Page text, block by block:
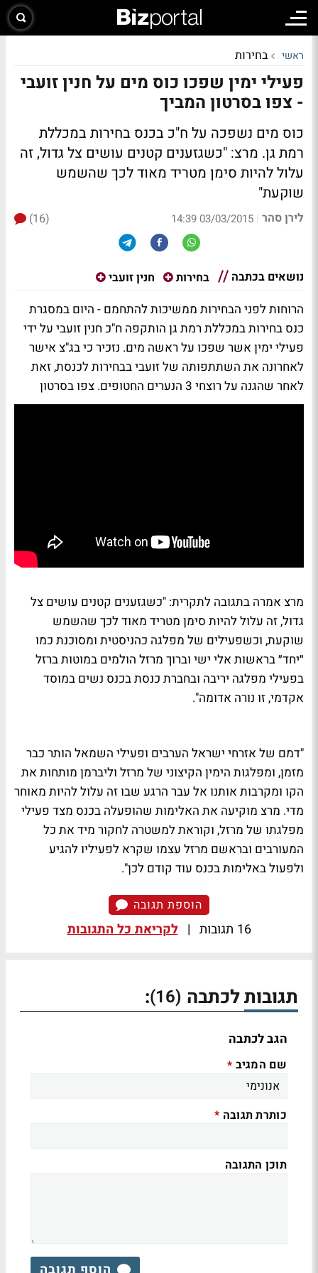
ראשי בחירות
פעילי ימין שפכו כוס מים על חנין זועבי
- צפו בסרטון המביך
כוס מים נשפכה על ח"כ בכנס בחירות במכללת
רמת גן. מרצ: "כשגזענים קטנים עושים צל גדול, זה
עלול להיות סימן מטריד מאוד לכך שהשמש
שוקעת"
לירן סהר |
03/03/2015 14:39
(16)
נושאים בכתבה בחירות חנין זועבי
הרוחות לפני הבחירות ממשיכות להתחמם - היום במסגרת
כנס בחירות במכללת רמת גן הותקפה ח"כ חנין זועבי על ידי
פעילי ימין אשר שפכו על ראשה מים. נזכיר כי בג"צ אישר
לאחרונה את השתתפותה של זועבי בבחירות לכנסת, זאת
לאחר שהגנה על רוצחי 3 הנערים החטופים. צפו בסרטון
מרצ אמרה בתגובה לתקרית: "כשגזענים קטנים עושים צל
גדול, זה עלול להיות סימן מטריד מאוד לכך שהשמש
שוקעת, וכשפעילים של מפלגה כהניסטית ומסוכנת כמו
״יחד״ בראשות אלי ישי וברוך מרזל הולמים במוטות ברזל
בפעילי מפלגה יריבה ובחברת כנסת בכנס נשים במוסד
אקדמי, זו נורה אדומה".
"דמם של אזרחי ישראל הערבים ופעילי השמאל הותר כבר
מזמן, ומפלגות הימין הקיצוני של מרזל וליברמן מותחות את
הקו ומקרבות אותנו אל עבר הרגע שבו זה עלול להיות מאוחר
מדי. מרצ מוקיעה את האלימות שהופעלה בכנס מצד פעילי
מפלגתו של מרזל, וקוראת למשטרה לחקור מיד את כל
המעורבים ובראשם מרזל עצמו שקרא לפעיליו להגיע
ולפעול באלימות בכנס עוד קודם לכן".
הוספת תגובה
16 תגובות | לקריאת כל התגובות
תגובות לכתבה (16)
:
הגב לכתבה
שם המגיב *
כותרת תגובה *
תוכן התגובה